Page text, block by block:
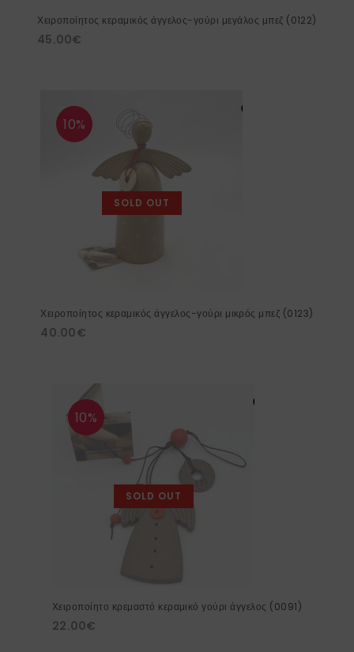
Χειροποίητος κεραμικός άγγελος-γούρι μεγάλος μπεζ (0122)
45.00€
10%
SOLD OUT
Χειροποίητος κεραμικός άγγελος-γούρι μικρός μπεζ (0123)
40.00€
10%
SOLD OUT
Χειροποίητο κρεμαστό κεραμικό γούρι άγγελος (0091)
22.00€